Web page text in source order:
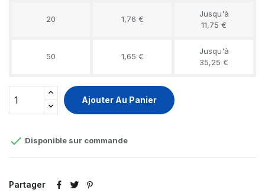
20 1,76 €
Jusqu'à
11,75 €
50 1,65 €
Jusqu'à
35,25 €
Ajouter Au Panier
 Disponible sur commande
Partager